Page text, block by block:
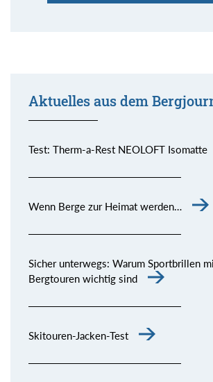
Aktuelles aus dem
Test: Therm-a-Rest NEOLOFT Isomatte
Wenn Berge zur Heimat werden…
Sicher unterwegs: Warum Sportbrillen
Bergtouren wichtig sind
Skitouren-Jacken-Test